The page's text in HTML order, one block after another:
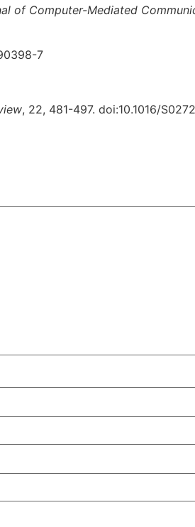
of Computer-Mediated
7
, 22, 481-497. doi:10.1016/